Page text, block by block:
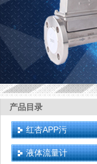
产品目录
红杏APP污
液体流量计